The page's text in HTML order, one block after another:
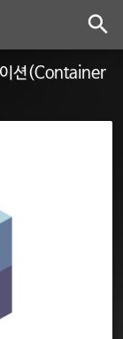
션(Container